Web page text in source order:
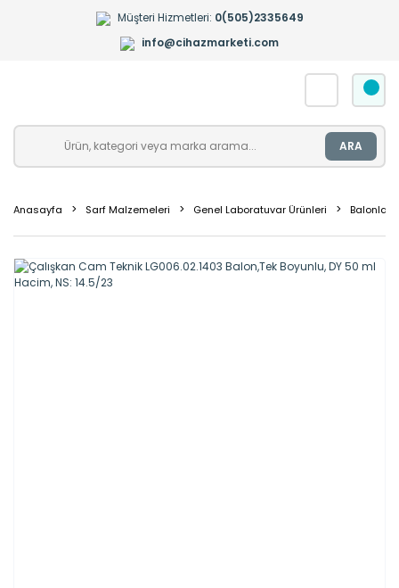
Müşteri Hizmetleri: 0(505)2335649
info@cihazmarketi.com
ARA
Anasayfa Sarf Malzemeleri Genel Laboratuvar Ürünleri Balonlar